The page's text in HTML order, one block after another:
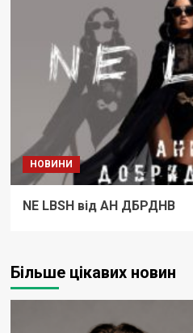
НОВИНИ
NE LBSH від АН ДБРДНВ
Більше цікавих новин